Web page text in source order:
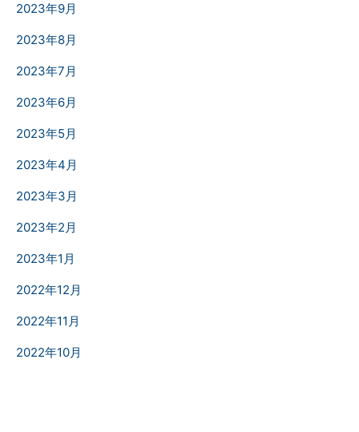
2023年9月
2023年8月
2023年7月
2023年6月
2023年5月
2023年4月
2023年3月
2023年2月
2023年1月
2022年12月
2022年11月
2022年10月